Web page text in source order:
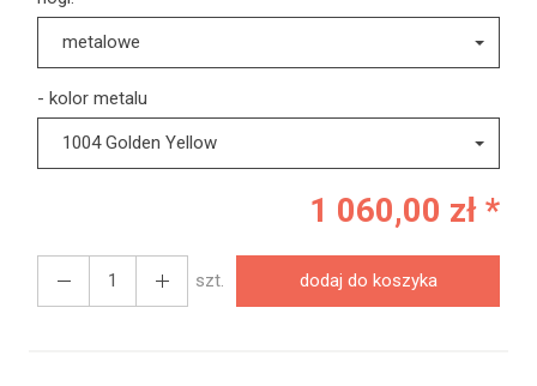
metalowe
- kolor metalu
1004 Golden Yellow
1 060,00 zł *
szt. dodaj do koszyka